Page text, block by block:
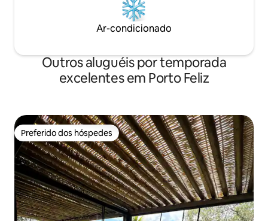
Ar-condicionado
Outros aluguéis por temporada
excelentes em Porto Feliz
Preferido dos hóspedes
Preferido dos hóspedes